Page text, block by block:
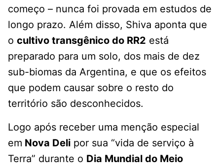
começo – nunca foi provada em estudos de
longo prazo. Além disso, Shiva aponta que
o cultivo transgênico do RR2 está
preparado para um solo, dos mais de dez
sub-biomas da Argentina, e que os efeitos
que podem causar sobre o resto do
território são desconhecidos.
Logo após receber uma menção especial
em Nova Deli por sua “vida de serviço à
Terra” durante o Dia Mundial do Meio